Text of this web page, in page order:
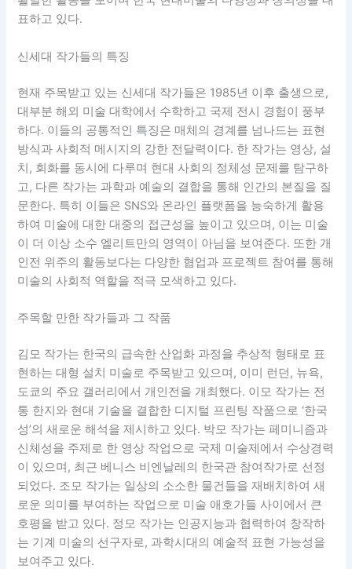
표하고 있다.
신세대 작가들의 특징
현재 주목받고 있는 신세대 작가들은 1985년 이후 출생으로,
대부분 해외 미술 대학에서 수학하고 국제 전시 경험이 풍부
하다. 이들의 공통적인 특징은 매체의 경계를 넘나드는 표현
방식과 사회적 메시지의 강한 전달력이다. 한 작가는 영상, 설
치, 회화를 동시에 다루며 현대 사회의 정체성 문제를 탐구하
고, 다른 작가는 과학과 예술의 결합을 통해 인간의 본질을 질
문한다. 특히 이들은 SNS와 온라인 플랫폼을 능숙하게 활용
하여 미술에 대한 대중의 접근성을 높이고 있으며, 이는 미술
이 더 이상 소수 엘리트만의 영역이 아님을 보여준다. 또한 개
인전 위주의 활동보다는 다양한 협업과 프로젝트 참여를 통해
미술의 사회적 역할을 적극 모색하고 있다.
주목할 만한 작가들과 그 작품
김모 작가는 한국의 급속한 산업화 과정을 추상적 형태로 표
현하는 대형 설치 미술로 주목받고 있으며, 이미 런던, 뉴욕,
도쿄의 주요 갤러리에서 개인전을 개최했다. 이모 작가는 전
통 한지와 현대 기술을 결합한 디지털 프린팅 작품으로 ‘한국
성’의 새로운 해석을 제시하고 있다. 박모 작가는 페미니즘과
신체성을 주제로 한 영상 작업으로 국제 미술제에서 수상경력
이 있으며, 최근 베니스 비엔날레의 한국관 참여작가로 선정
되었다. 조모 작가는 일상의 소소한 물건들을 재배치하여 새
로운 의미를 부여하는 작업으로 미술 애호가들 사이에서 큰
호평을 받고 있다. 정모 작가는 인공지능과 협력하여 창작하
는 기계 미술의 선구자로, 과학시대의 예술적 표현 가능성을
보여주고 있다.